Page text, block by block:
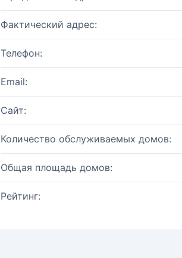
Фактический адрес:
Телефон:
Email:
Сайт:
Количество обслуживаемых домов:
Общая площадь домов:
Рейтинг: